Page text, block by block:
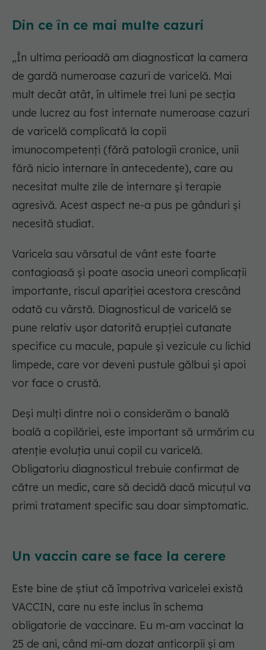
Din ce în ce mai multe cazuri
„În ultima perioadă am diagnosticat la camera
de gardă numeroase cazuri de varicelă. Mai
mult decât atât, în ultimele trei luni pe secția
unde lucrez au fost internate numeroase cazuri
de varicelă complicată la copii
imunocompetenți (fără patologii cronice, unii
fără nicio internare în antecedente), care au
necesitat multe zile de internare și terapie
agresivă. Acest aspect ne-a pus pe gânduri și
necesită studiat.
Varicela sau vărsatul de vânt este foarte
contagioasă și poate asocia uneori complicații
importante, riscul apariției acestora crescând
odată cu vârstă. Diagnosticul de varicelă se
pune relativ ușor datorită erupției cutanate
specifice cu macule, papule și vezicule cu lichid
limpede, care vor deveni pustule gălbui și apoi
vor face o crustă.
Deși mulți dintre noi o considerăm o banală
boală a copilăriei, este important să urmărim cu
atenție evoluția unui copil cu varicelă.
Obligatoriu diagnosticul trebuie confirmat de
către un medic, care să decidă dacă micuțul va
primi tratament specific sau doar simptomatic.
Un vaccin care se face la cerere
Este bine de știut că împotriva varicelei există
VACCIN, care nu este inclus în schema
obligatorie de vaccinare. Eu m-am vaccinat la
25 de ani, când mi-am dozat anticorpii și am